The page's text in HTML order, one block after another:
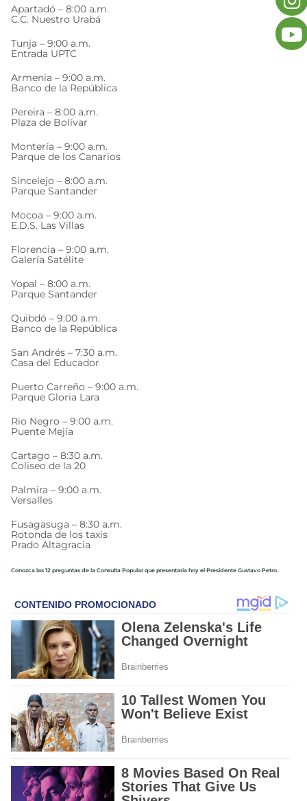
Apartadó – 8:00 a.m.
C.C. Nuestro Urabá
Tunja – 9:00 a.m.
Entrada UPTC
Armenia – 9:00 a.m.
Banco de la República
Pereira – 8:00 a.m.
Plaza de Bolívar
Montería – 9:00 a.m.
Parque de los Canarios
Sincelejo – 8:00 a.m.
Parque Santander
Mocoa – 9:00 a.m.
E.D.S. Las Villas
Florencia – 9:00 a.m.
Galería Satélite
Yopal – 8:00 a.m.
Parque Santander
Quibdó – 9:00 a.m.
Banco de la República
San Andrés – 7:30 a.m.
Casa del Educador
Puerto Carreño – 9:00 a.m.
Parque Gloria Lara
Rio Negro – 9:00 a.m.
Puente Mejía
Cartago – 8:30 a.m.
Coliseo de la 20
Palmira – 9:00 a.m.
Versalles
Fusagasuga – 8:30 a.m.
Rotonda de los taxis
Prado Altagracia
Conozca las 12 preguntas de la Consulta Popular que presentaría hoy el Presidente Gustavo Petro.